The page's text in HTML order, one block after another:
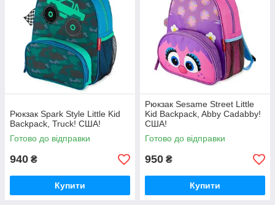
Рюкзак Spark Style Little Kid
Backpack, Truck! США!
Готово до відправки
940 ₴
Купити
Рюкзак Sesame Street Little
Kid Backpack, Abby Cadabby!
США!
Готово до відправки
950 ₴
Купити